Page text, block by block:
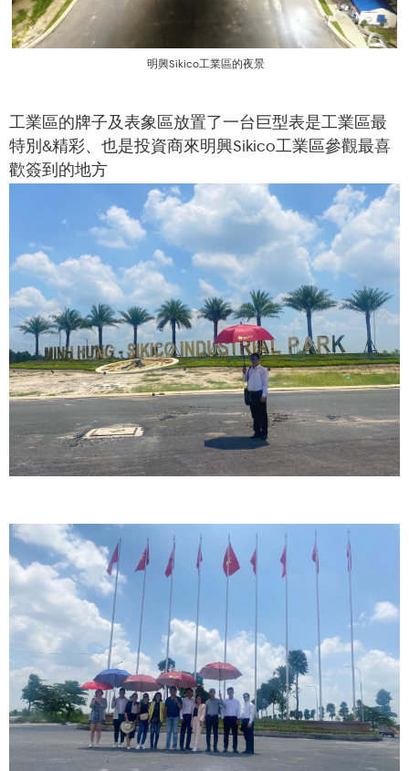
明興Sikico工業區的夜景
工業區的牌子及表象區放置了一台巨型表是工業區最
特別&精彩、也是投資商來明興Sikico工業區參觀最喜
歡簽到的地方